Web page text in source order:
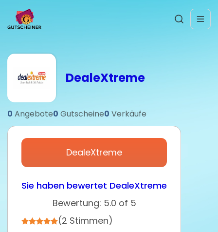
DealeXtreme
0 Angebote0 Gutscheine0 Verkäufe
DealeXtreme
Sie haben bewertet DealeXtreme
Bewertung: 5.0 of 5
(2 Stimmen)